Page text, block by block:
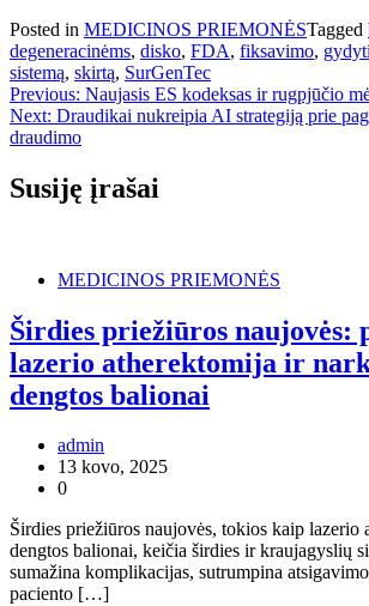
Posted in MEDICINOS PRIEMONĖSTagged
degeneracinėms, disko, FDA, fiksavimo, gydyti
sistemą, skirtą, SurGenTec
Navigacija
tarp
Previous: Naujasis ES kodeksas ir rugpjūčio
Next: Draudikai nukreipia AI strategiją prie
draudimo
Susiję įrašai
MEDICINOS PRIEMONĖS
Širdies priežiūros naujovės:
lazerio atherektomija ir
dengtos balionai
admin
13 kovo, 2025
0
Širdies priežiūros naujovės, tokios kaip lazerio
dengtos balionai, keičia širdies ir kraujagyslių
sumažina komplikacijas, sutrumpina
paciento […]